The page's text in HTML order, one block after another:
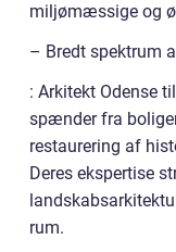
miljømæssige og
– Bredt spektrum
: Arkitekt Odense
spænder fra
restaurering af
Deres ekspertise
rum.